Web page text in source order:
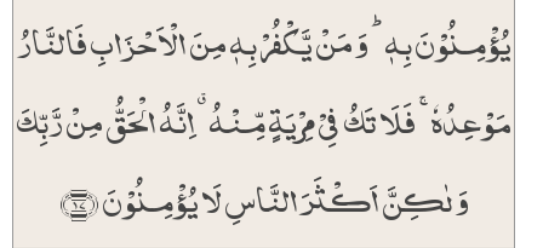
یُؤۡمِنُوۡنَ بِہٖ ؕ وَ مَنۡ یَّکۡفُرۡ بِہٖ مِنَ الۡاَحۡزَابِ فَالنَّارُ
مَوۡعِدُہٗ ۚ فَلَا تَکُ فِیۡ مِرۡیَۃٍ مِّنۡہُ ٭ اِنَّہُ الۡحَقُّ مِنۡ رَّبِّکَ
وَ لٰکِنَّ اَکۡثَرَ النَّاسِ لَا یُؤۡمِنُوۡنَ ﴿۱۷﴾